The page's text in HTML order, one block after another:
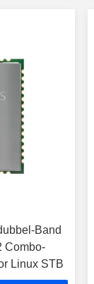
Band
Combo-
Linux STB